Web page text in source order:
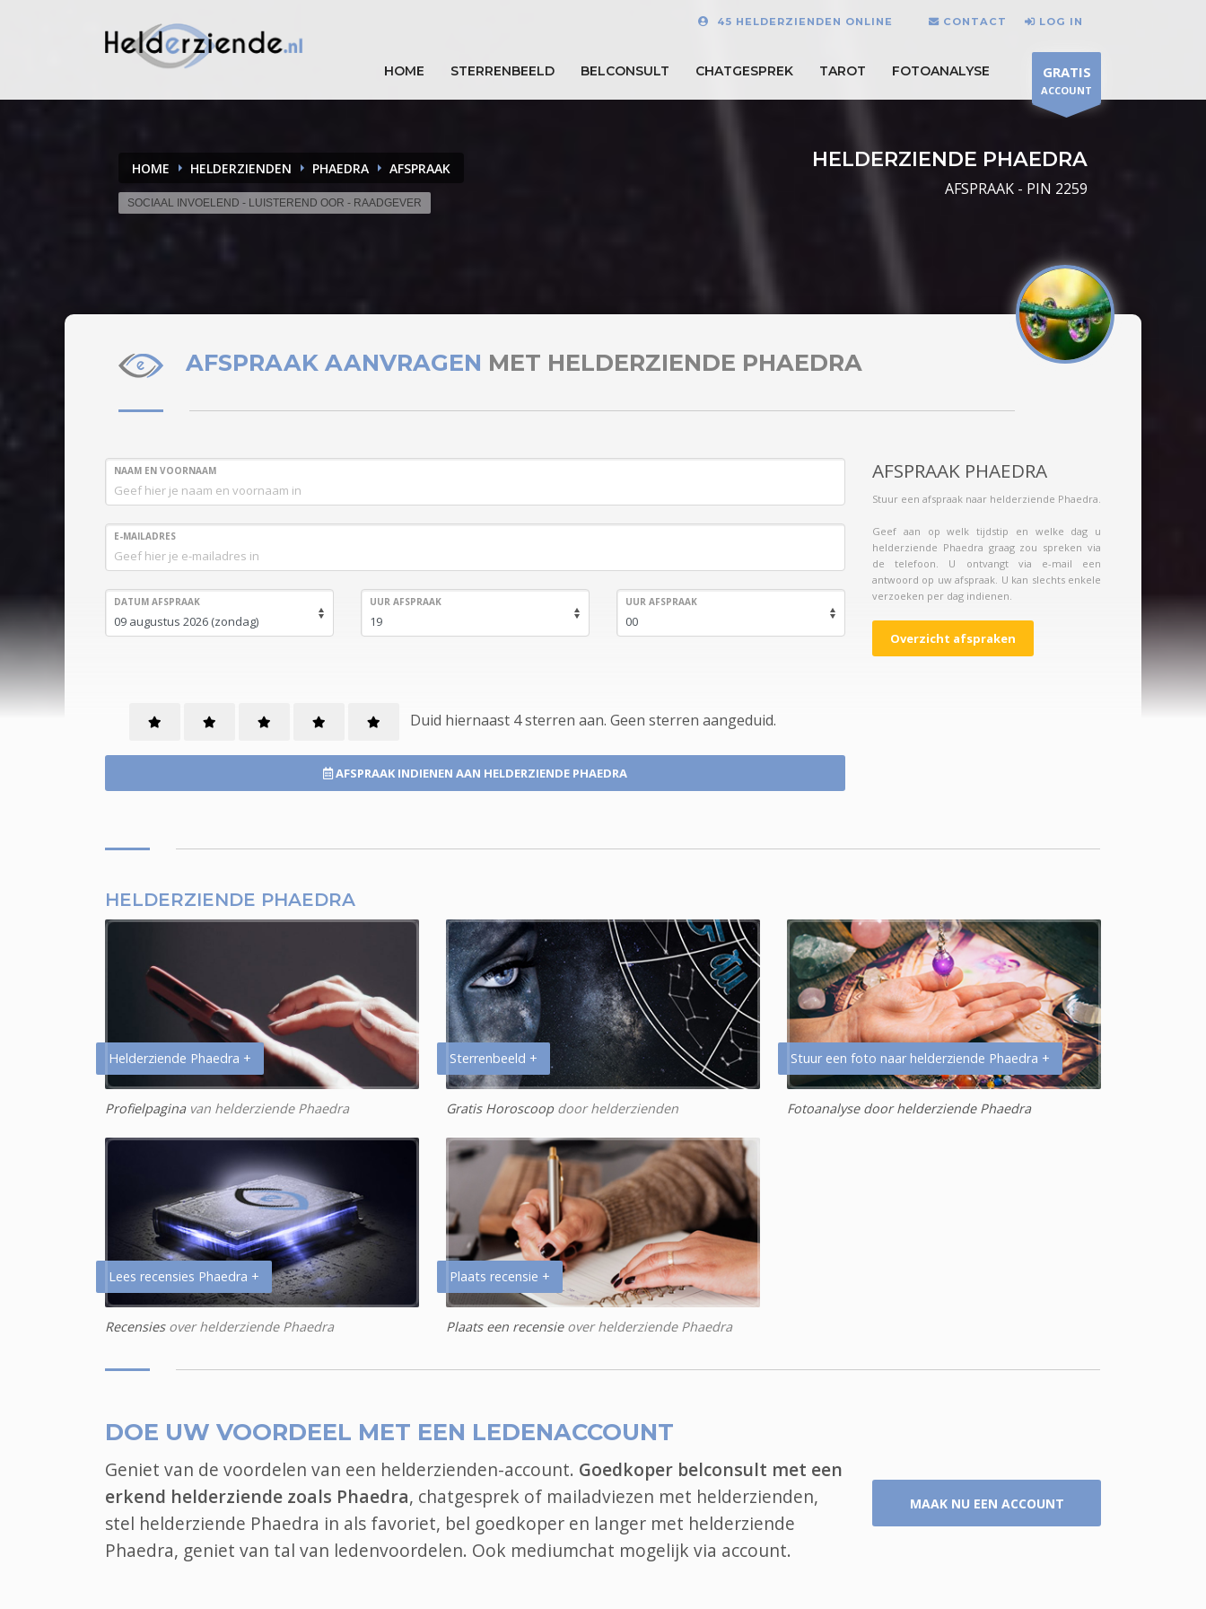
45 HELDERZIENDEN ONLINE CONTACT LOG IN
HOME STERRENBEELD BELCONSULT CHATGESPREK TAROT FOTOANALYSE GRATIS
ACCOUNT
HOME HELDERZIENDEN PHAEDRA AFSPRAAK
SOCIAAL INVOELEND - LUISTEREND OOR - RAADGEVER
HELDERZIENDE PHAEDRA
AFSPRAAK - PIN 2259
AFSPRAAK AANVRAGEN MET HELDERZIENDE PHAEDRA
NAAM EN VOORNAAM
E-MAILADRES
DATUM AFSPRAAK UUR AFSPRAAK UUR AFSPRAAK
Duid hiernaast 4 sterren aan. Geen sterren aangeduid.
AFSPRAAK INDIENEN AAN HELDERZIENDE PHAEDRA
AFSPRAAK PHAEDRA
Stuur een afspraak naar helderziende Phaedra.
Geef aan op welk tijdstip en welke dag u
helderziende Phaedra graag zou spreken via
de telefoon. U ontvangt via e-mail een
antwoord op uw afspraak. U kan slechts enkele
verzoeken per dag indienen.
Overzicht afspraken
HELDERZIENDE PHAEDRA
Helderziende Phaedra +
Profielpaginavan helderziende Phaedra
Sterrenbeeld +
Gratis Horoscoopdoor helderzienden
Stuur een foto naar helderziende Phaedra +
Fotoanalyse door helderziende Phaedra
Lees recensies Phaedra +
Recensiesover helderziende Phaedra
Plaats recensie +
Plaats een recensieover helderziende Phaedra
DOE UW VOORDEEL MET EEN LEDENACCOUNT
Geniet van de voordelen van een helderzienden-account. Goedkoper belconsult met een
erkend helderziende zoals Phaedra, chatgesprek of mailadviezen met helderzienden,
stel helderziende Phaedra in als favoriet, bel goedkoper en langer met helderziende
Phaedra, geniet van tal van ledenvoordelen. Ook mediumchat mogelijk via account.
MAAK NU EEN ACCOUNT